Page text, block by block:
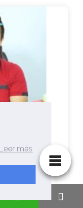
【 La
Leer más